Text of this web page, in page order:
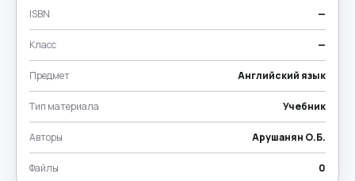
ISBN —
Класс —
Предмет Английский язык
Тип материала Учебник
Авторы Арушанян О.Б.
Файлы 0